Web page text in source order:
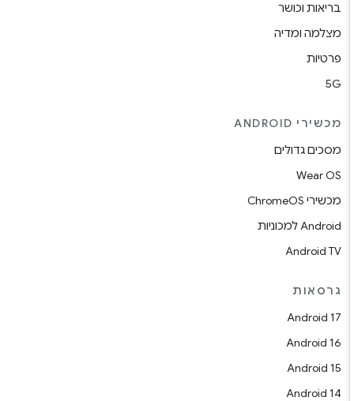
בריאות וכושר
מצלמה ומדיה
פרטיות
5G
מכשירי ANDROID
מסכים גדולים
Wear OS
מכשירי ChromeOS
Android למכוניות
Android TV
גרסאות
Android 17
Android 16
Android 15
Android 14